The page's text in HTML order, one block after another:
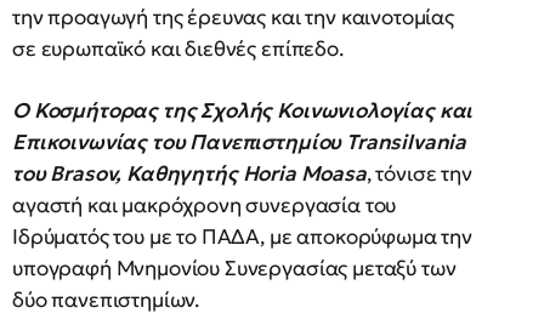
την προαγωγή της έρευνας και την καινοτομίας
σε ευρωπαϊκό και διεθνές επίπεδο.
ΟΚοσμήτορας της Σχολής Κοινωνιολογίας και
Επικοινωνίας του Πανεπιστημίου Transilvania
του Brasov, ΚαθηγητήςHoria Moasa, τόνισε την
αγαστή και μακρόχρονη συνεργασία του
Ιδρύματός του με το ΠΑΔΑ, με αποκορύφωμα την
υπογραφή Μνημονίου Συνεργασίας μεταξύ των
δύο πανεπιστημίων.